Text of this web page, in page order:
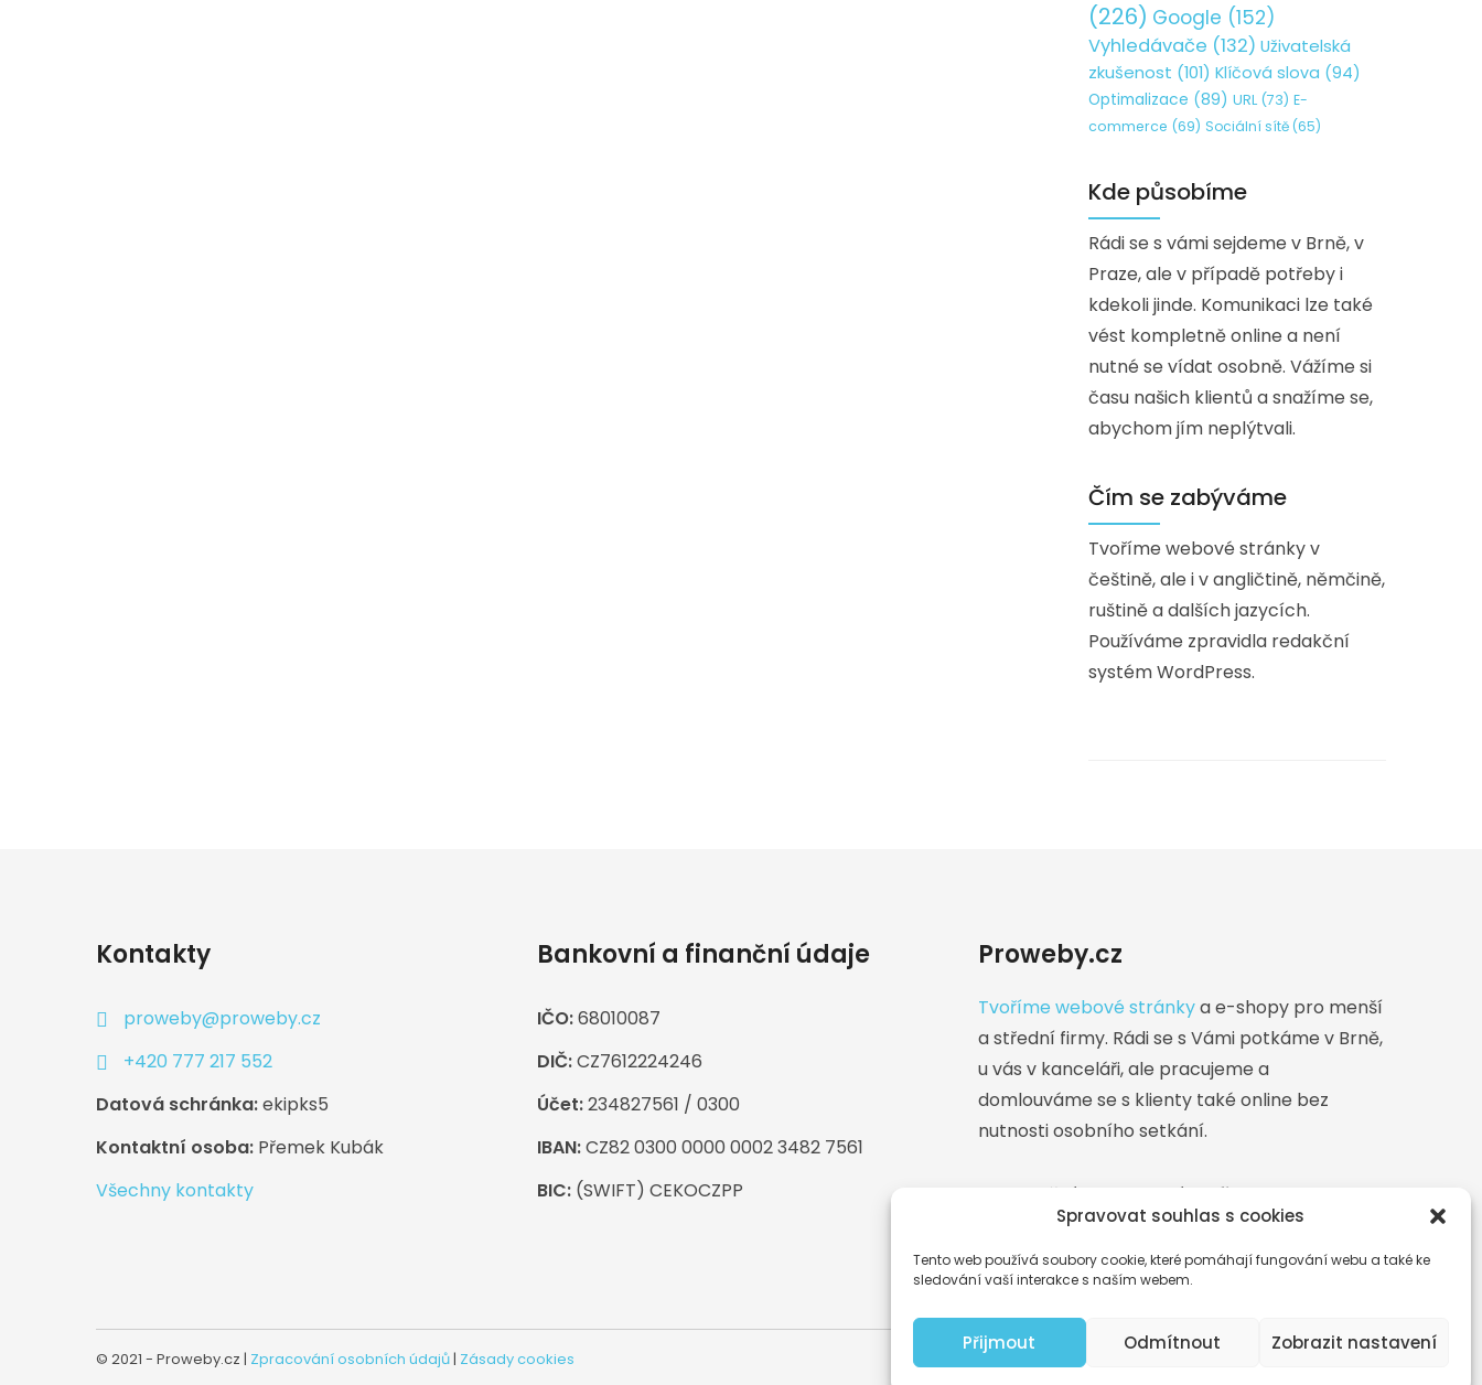
Spravovat souhlas s cookies
Tento web používá soubory cookie, které pomáhají fungování webu a také ke
sledování vaší interakce s naším webem.
Přijmout Odmítnout Zobrazit nastavení
(226) Google (152)
Vyhledávače (132) Uživatelská
zkušenost (101) Klíčová slova (94)
Optimalizace (89) URL (73) E-
commerce (69) Sociální sítě (65)
Kde působíme
Rádi se s vámi sejdeme v Brně, v
Praze, ale v případě potřeby i
kdekoli jinde. Komunikaci lze také
vést kompletně online a není
nutné se vídat osobně. Vážíme si
času našich klientů a snažíme se,
abychom jím neplýtvali.
Čím se zabýváme
Tvoříme webové stránky v
češtině, ale i v angličtině, němčině,
ruštině a dalších jazycích.
Používáme zpravidla redakční
systém WordPress.
Kontakty
proweby@proweby.cz
+420 777 217 552
Datová schránka:ekipks5
Kontaktní osoba: Přemek Kubák
Všechny kontakty
Bankovní a finanční údaje
IČO:68010087
DIČ:CZ7612224246
Účet:234827561 / 0300
IBAN:CZ82 0300 0000 0002 3482 7561
BIC: (SWIFT) CEKOCZPP
Proweby.cz
Tvoříme webové stránkya e-shopy pro menší
a střední firmy. Rádi se s Vámi potkáme v Brně,
u vás v kanceláři, ale pracujeme a
domlouváme se s klienty také online bez
nutnosti osobního setkání.
Fakturační adresa a sídlo firmy:
© 2021 - Proweby.cz | Zpracování osobních údajů| Zásady cookies